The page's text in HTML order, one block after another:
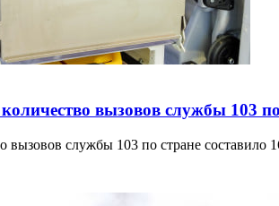
вызовов службы 103
службы 103 по стране составило